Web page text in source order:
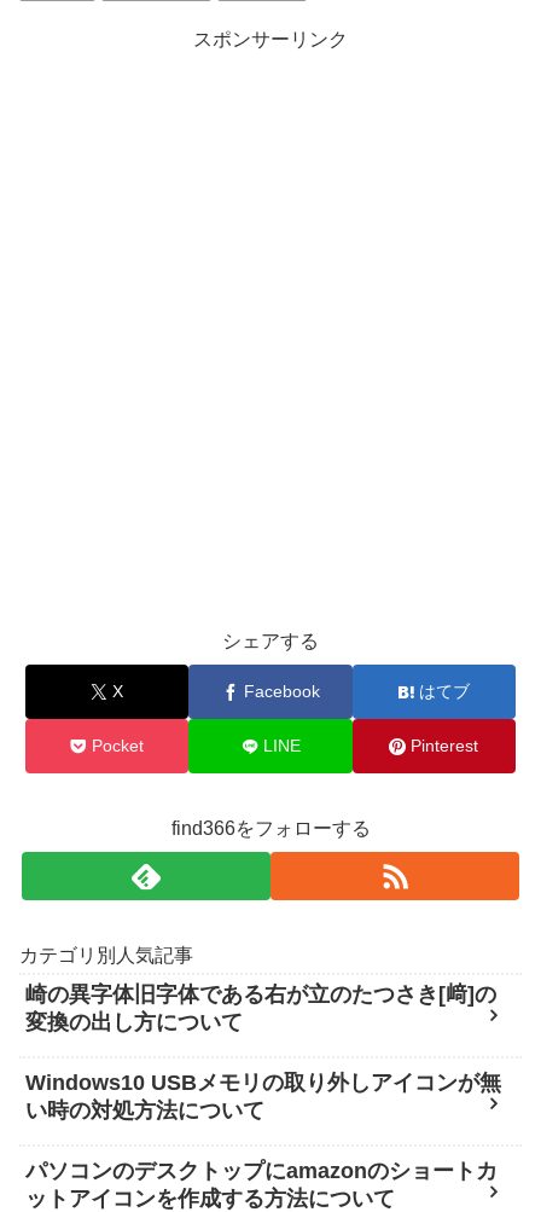
スポンサーリンク
シェアする
X Facebook はてブ
Pocket LINE Pinterest
find366をフォローする
カテゴリ別人気記事
崎の異字体旧字体である右が立のたつさき[﨑]の
変換の出し方について
Windows10 USBメモリの取り外しアイコンが無
い時の対処方法について
パソコンのデスクトップにamazonのショートカ
ットアイコンを作成する方法について